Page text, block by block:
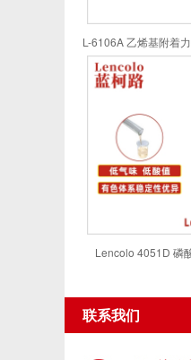
Lencolo 4051D 磷
联系我们